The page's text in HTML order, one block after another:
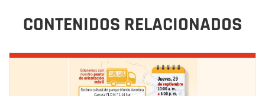
CONTENIDOS RELACIONADOS